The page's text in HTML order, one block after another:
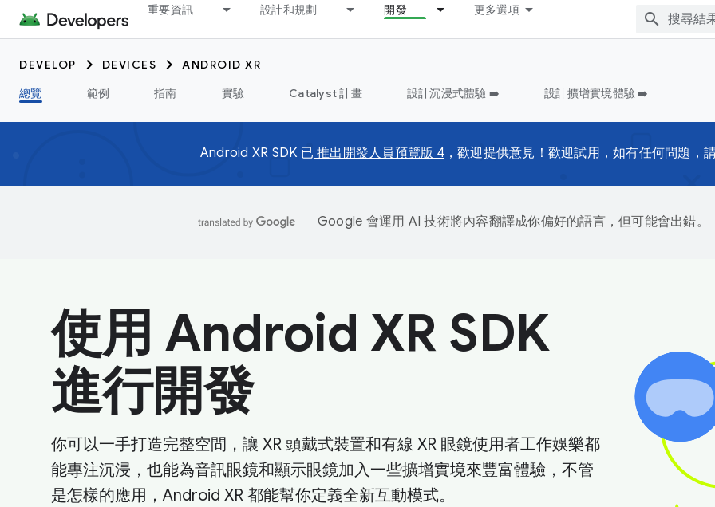
重要資訊 設計和規劃 開發 更多選項
DEVELOP DEVICES
ANDROID XR
總覽
範例 指南 實驗 Catalyst 計畫 設計沉浸式體驗 ➡️ 設計擴增實境體驗 ➡️
Android XR SDK 已 推出開發人員預覽版 4，歡迎提供意見！歡迎試用，如有任何問題，
Google 會運用 AI 技術將內容翻譯成你偏好的語言，但可能會出錯。
使用 Android XR SDK
進行開發
你可以一手打造完整空間，讓 XR 頭戴式裝置和有線 XR 眼鏡使用者工作娛樂都
能專注沉浸，也能為音訊眼鏡和顯示眼鏡加入一些擴增實境來豐富體驗，不管
是怎樣的應用，Android XR 都能幫你定義全新互動模式。